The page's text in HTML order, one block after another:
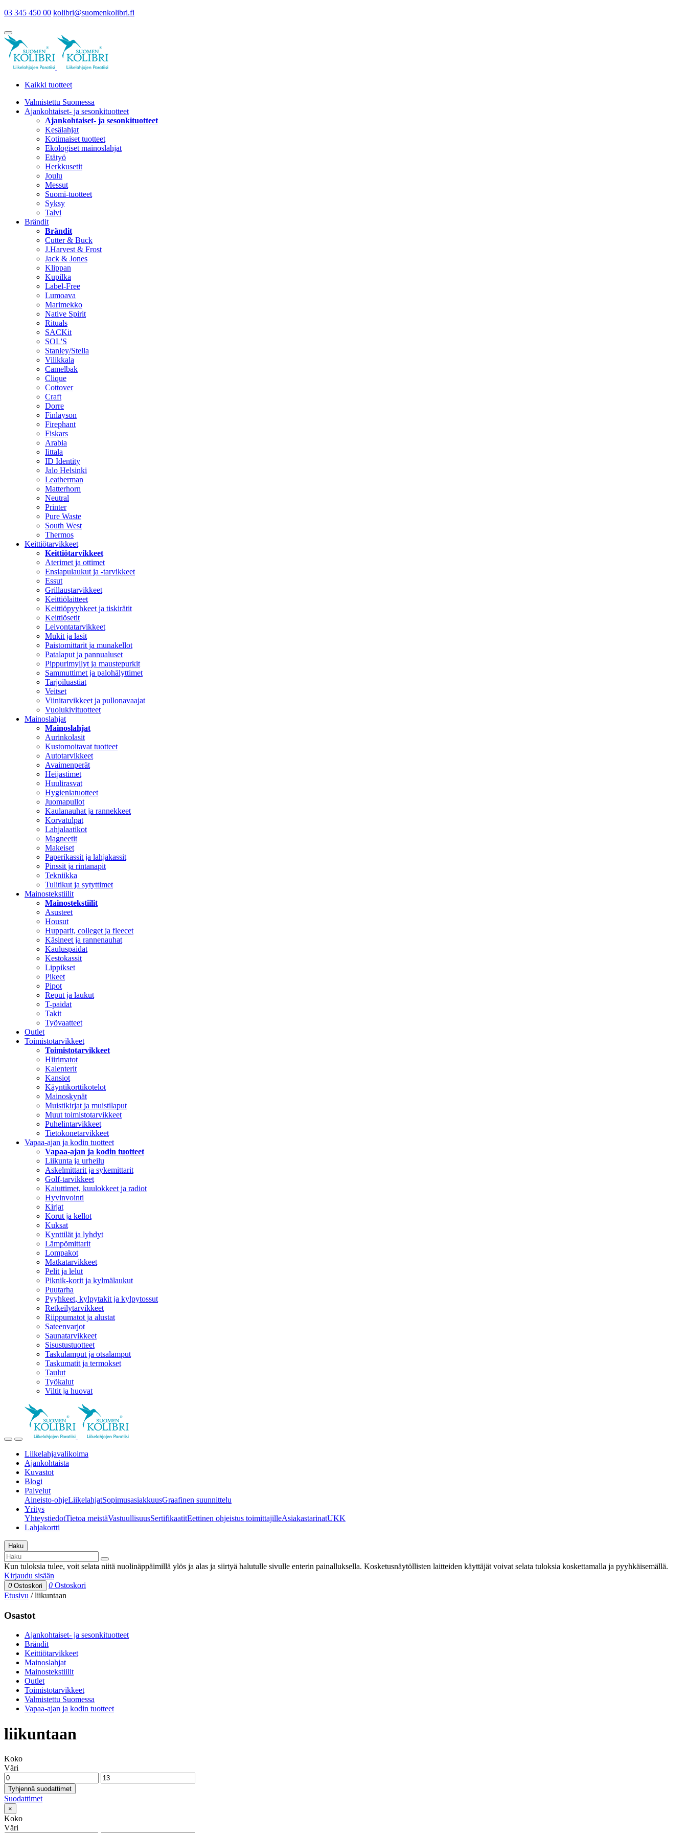
03 345 450 00 kolibri@suomenkolibri.fi
Kaikki tuotteet
Valmistettu Suomessa
Ajankohtaiset- ja sesonkituotteet
Ajankohtaiset- ja sesonkituotteet
Kesälahjat
Kotimaiset tuotteet
Ekologiset mainoslahjat
Etätyö
Herkkusetit
Joulu
Messut
Suomi-tuotteet
Syksy
Talvi
Brändit
Brändit
Cutter & Buck
J.Harvest & Frost
Jack & Jones
Klippan
Kupilka
Label-Free
Lumoava
Marimekko
Native Spirit
Rituals
SACKit
SOL'S
Stanley/Stella
Vilikkala
Camelbak
Clique
Cottover
Craft
Dorre
Finlayson
Firephant
Fiskars
Arabia
Iittala
ID Identity
Jalo Helsinki
Leatherman
Matterhorn
Neutral
Printer
Pure Waste
South West
Thermos
Keittiötarvikkeet
Keittiötarvikkeet
Aterimet ja ottimet
Ensiapulaukut ja -tarvikkeet
Essut
Grillaustarvikkeet
Keittiölaitteet
Keittiöpyyhkeet ja tiskirätit
Keittiösetit
Leivontatarvikkeet
Mukit ja lasit
Paistomittarit ja munakellot
Patalaput ja pannualuset
Pippurimyllyt ja maustepurkit
Sammuttimet ja palohälyttimet
Tarjoiluastiat
Veitset
Viinitarvikkeet ja pullonavaajat
Vuolukivituotteet
Mainoslahjat
Mainoslahjat
Aurinkolasit
Kustomoitavat tuotteet
Autotarvikkeet
Avaimenperät
Heijastimet
Huulirasvat
Hygieniatuotteet
Juomapullot
Kaulanauhat ja rannekkeet
Korvatulpat
Lahjalaatikot
Magneetit
Makeiset
Paperikassit ja lahjakassit
Pinssit ja rintanapit
Tekniikka
Tulitikut ja sytyttimet
Mainostekstiilit
Mainostekstiilit
Asusteet
Housut
Hupparit, colleget ja fleecet
Käsineet ja rannenauhat
Kauluspaidat
Kestokassit
Lippikset
Pikeet
Pipot
Reput ja laukut
T-paidat
Takit
Työvaatteet
Outlet
Toimistotarvikkeet
Toimistotarvikkeet
Hiirimatot
Kalenterit
Kansiot
Käyntikorttikotelot
Mainoskynät
Muistikirjat ja muistilaput
Muut toimistotarvikkeet
Puhelintarvikkeet
Tietokonetarvikkeet
Vapaa-ajan ja kodin tuotteet
Vapaa-ajan ja kodin tuotteet
Liikunta ja urheilu
Askelmittarit ja sykemittarit
Golf-tarvikkeet
Kaiuttimet, kuulokkeet ja radiot
Hyvinvointi
Kirjat
Korut ja kellot
Kuksat
Kynttilät ja lyhdyt
Lämpömittarit
Lompakot
Matkatarvikkeet
Pelit ja lelut
Piknik-korit ja kylmälaukut
Puutarha
Pyyhkeet, kylpytakit ja kylpytossut
Retkeilytarvikkeet
Riippumatot ja alustat
Sateenvarjot
Saunatarvikkeet
Sisustustuotteet
Taskulamput ja otsalamput
Taskumatit ja termokset
Taulut
Työkalut
Viltit ja huovat
Liikelahjavalikoima
Ajankohtaista
Kuvastot
Blogi
Palvelut
Aineisto-ohjeLiikelahjatSopimusasiakkuusGraafinen suunnittelu
Yritys
YhteystiedotTietoa meistäVastuullisuusSertifikaatitEettinen ohjeistus toimittajilleAsiakastarinatUKK
Lahjakortti
Haku
Kun tuloksia tulee, voit selata niitä nuolinäppäimillä ylös ja alas ja siirtyä halutulle sivulle enterin painalluksella. Kosketusnäytöllisten laitteiden käyttäjät voivat selata tuloksia koskettamalla ja pyyhkäisemällä.
Kirjaudu sisään
0 Ostoskori 0 Ostoskori
Etusivu /liikuntaan
Osastot
Ajankohtaiset- ja sesonkituotteet
Brändit
Keittiötarvikkeet
Mainoslahjat
Mainostekstiilit
Outlet
Toimistotarvikkeet
Valmistettu Suomessa
Vapaa-ajan ja kodin tuotteet
liikuntaan
Koko
Väri
Tyhjennä suodattimet
Suodattimet
×
Koko
Väri